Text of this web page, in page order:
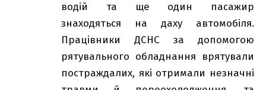
водій та ще один пасажир
знаходяться на даху автомобіля.
Працівники ДСНС за допомогою
рятувального обладнання врятували
постраждалих, які отримали незначні